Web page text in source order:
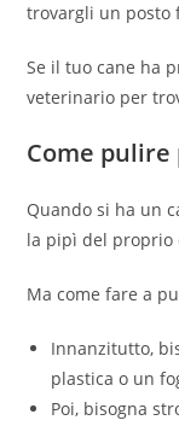
trovargli un posto
Se il tuo cane ha
veterinario per
Come pulire
Quando si ha un
la pipì del proprio
Ma come fare a
Innanzitutto,
plastica o un
Poi, bisogna